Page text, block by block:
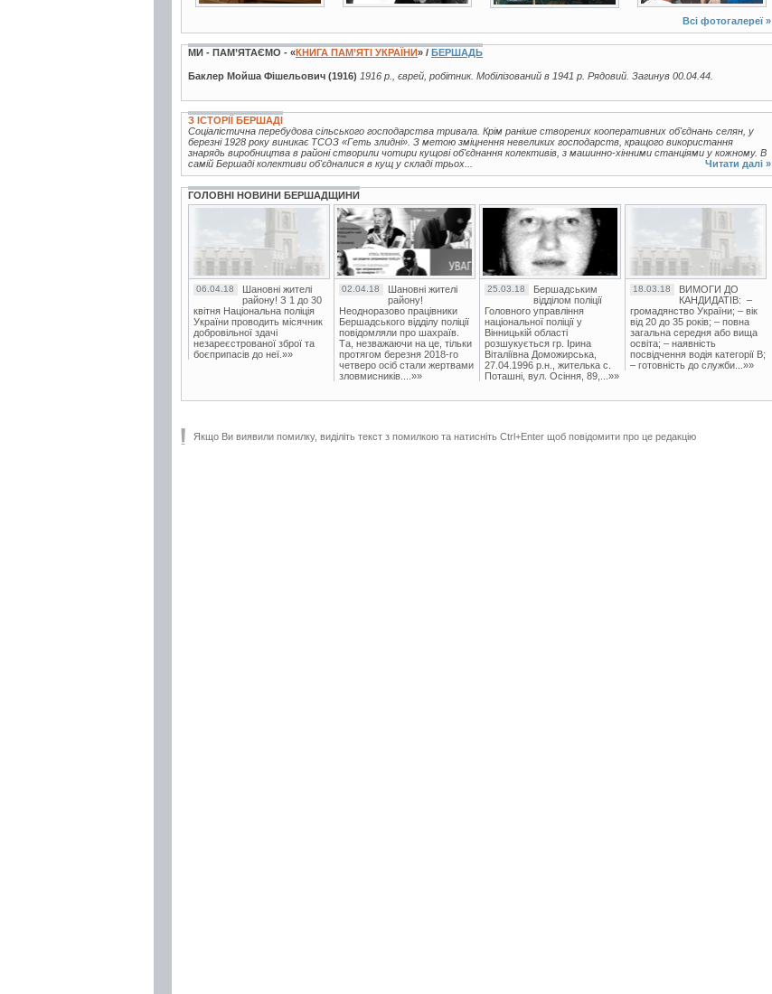
Всі фотогалереї »
МИ - ПАМ’ЯТАЄМО - «КНИГА ПАМ’ЯТІ УКРАЇНИ» / БЕРШАДЬ
Баклер Мойша Фішельович (1916) 1916 р., єврей, робітник. Мобілізований в 1941 р. Рядовий. Загинув 00.04.44.
З ІСТОРІЇ БЕРШАДІ
Соціалістична перебудова сільського господарства тривала. Крім раніше створених кооперативних об'єднань селян, у
березні 1928 року виникає ТСОЗ «Геть злидні». З метою зміцнення невеликих господарств, кращого використання
знарядь виробництва в районі створили чотири кущові об'єднання колективів, з машинно-хінними станціями у кожному. В
самій Бершаді колективи об'єдналися в кущ у складі трьох...
Читати далі »
ГОЛОВНІ НОВИНИ БЕРШАДЩИНИ
06.04.18
Шановні жителі
району! З 1 до 30
квітня Національна поліція
України проводить місячник
добровільної здачі
незареєстрованої зброї та
боєприпасів до неї.»»
02.04.18
Шановні жителі
району!
Неодноразово працівники
Бершадського відділу поліції
повідомляли про шахраїв.
Та, незважаючи на це, тільки
протягом березня 2018-го
четверо осіб стали жертвами
зловмисників....»»
25.03.18
Бершадським
відділом поліції
Головного управління
національної поліції у
Вінницькій області
розшукується гр. Ірина
Віталіївна Доможирська,
27.04.1996 р.н., жителька с.
Поташні, вул. Осіння, 89,...»»
18.03.18
ВИМОГИ ДО
КАНДИДАТІВ: –
громадянство України; – вік
від 20 до 35 років; – повна
загальна середня або вища
освіта; – наявність
посвідчення водія категорії В;
– готовність до служби...»»
Якщо Ви виявили помилку, виділіть текст з помилкою та натисніть Ctrl+Enter щоб повідомити про це редакцію